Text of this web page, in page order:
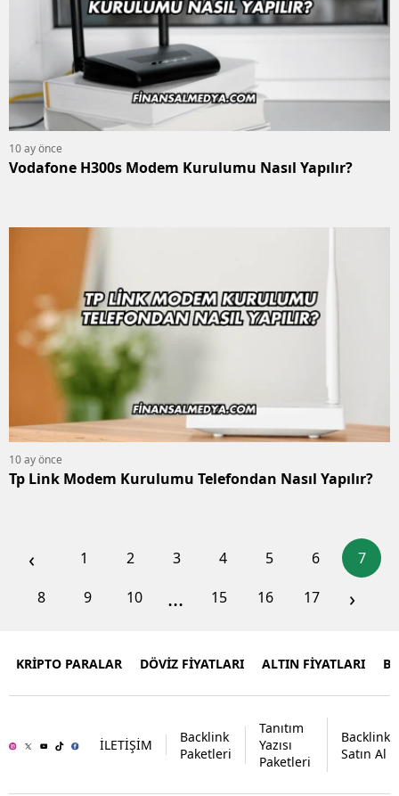
10 ay önce
Vodafone H300s Modem Kurulumu Nasıl Yapılır?
10 ay önce
Tp Link Modem Kurulumu Telefondan Nasıl Yapılır?
‹ 1 2 3 4 5 6
7
8
9 10 ... 15 16 17 ›
KRİPTO PARALAR DÖVİZ FİYATLARI ALTIN FİYATLARI
İLETİŞİM
Backlink
Paketleri
Tanıtım
Yazısı
Paketleri
Backlink
Satın Al